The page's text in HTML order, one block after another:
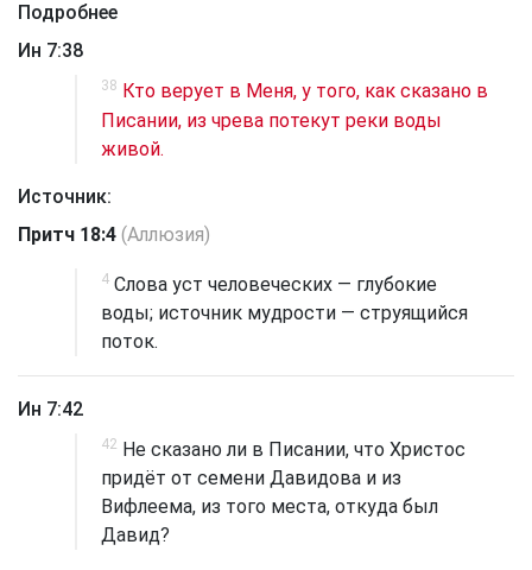
Подробнее
Ин 7:38
38 Кто верует в Меня, у того, как сказано в
Писании, из чрева потекут реки воды
живой.
Источник:
Притч 18:4 (Аллюзия)
4 Слова уст человеческих — глубокие
воды; источник мудрости — струящийся
поток.
Ин 7:42
42 Не сказано ли в Писании, что Христос
придёт от семени Давидова и из
Вифлеема, из того места, откуда был
Давид?